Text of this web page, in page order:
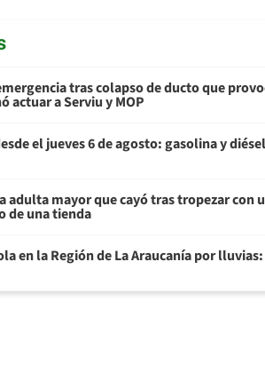
tras colapso de ducto que
actuar a Serviu y MOP
el jueves 6 de agosto: gasolina y
adulta mayor que cayó tras tropezar con
de una tienda
en la Región de La Araucanía por